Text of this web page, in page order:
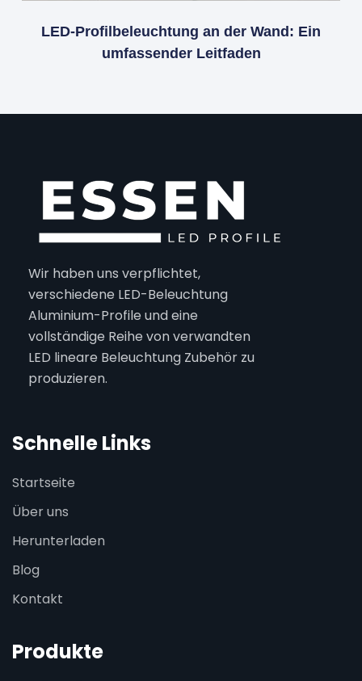
LED-Profilbeleuchtung an der Wand: Ein
umfassender Leitfaden
Wir haben uns verpflichtet,
verschiedene LED-Beleuchtung
Aluminium-Profile und eine
vollständige Reihe von verwandten
LED lineare Beleuchtung Zubehör zu
produzieren.
Schnelle Links
Startseite
Über uns
Herunterladen
Blog
Kontakt
Produkte